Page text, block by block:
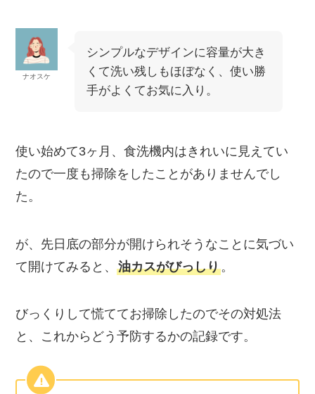
ナオスケ
シンプルなデザインに容量が大き
くて洗い残しもほぼなく、使い勝
手がよくてお気に入り。
使い始めて3ヶ月、食洗機内はきれいに見えてい
たので一度も掃除をしたことがありませんでし
た 。
が、先日底の部分が開けられそうなことに気づい
て開けてみると、油カスがびっしり。
びっくりして慌ててお掃除したのでその対処法
と、これからどう予防するかの記録です。